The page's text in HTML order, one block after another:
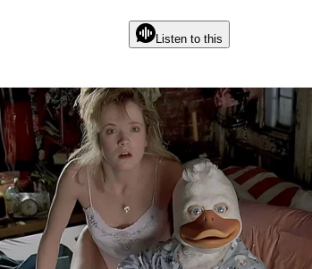
Listen to this